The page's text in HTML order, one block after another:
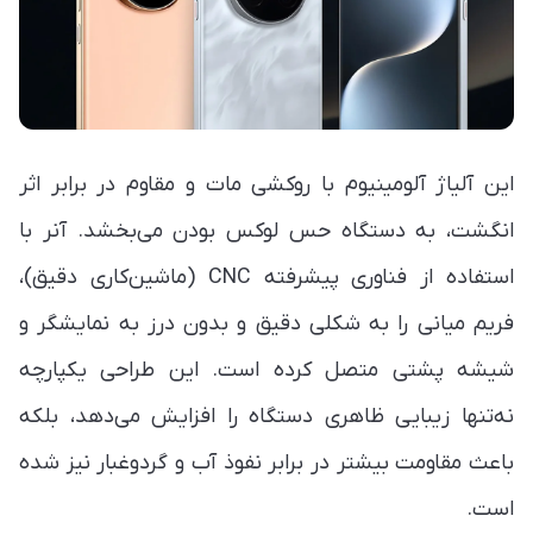
این آلیاژ آلومینیوم با روکشی مات و مقاوم در برابر اثر
انگشت، به دستگاه حس لوکس بودن می‌بخشد. آنر با
استفاده از فناوری پیشرفته CNC (ماشین‌کاری دقیق)،
فریم میانی را به شکلی دقیق و بدون درز به نمایشگر و
شیشه پشتی متصل کرده است. این طراحی یکپارچه
نه‌تنها زیبایی ظاهری دستگاه را افزایش می‌دهد، بلکه
باعث مقاومت بیشتر در برابر نفوذ آب و گردوغبار نیز شده
است.